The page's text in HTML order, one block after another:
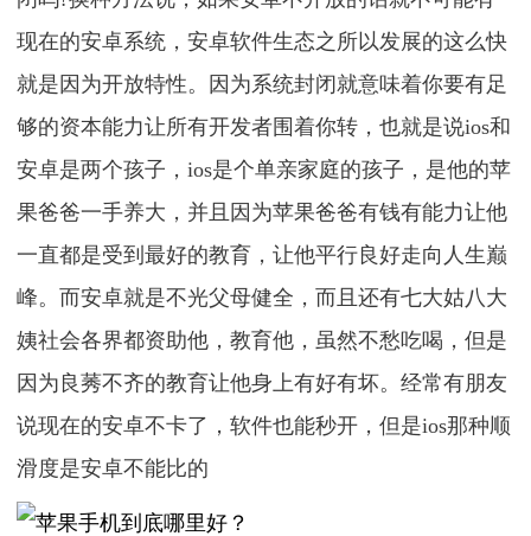
现在的安卓系统，安卓软件生态之所以发展的这么快
就是因为开放特性。因为系统封闭就意味着你要有足
够的资本能力让所有开发者围着你转，也就是说ios和
安卓是两个孩子，ios是个单亲家庭的孩子，是他的苹
果爸爸一手养大，并且因为苹果爸爸有钱有能力让他
一直都是受到最好的教育，让他平行良好走向人生巅
峰。而安卓就是不光父母健全，而且还有七大姑八大
姨社会各界都资助他，教育他，虽然不愁吃喝，但是
因为良莠不齐的教育让他身上有好有坏。经常有朋友
说现在的安卓不卡了，软件也能秒开，但是ios那种顺
滑度是安卓不能比的